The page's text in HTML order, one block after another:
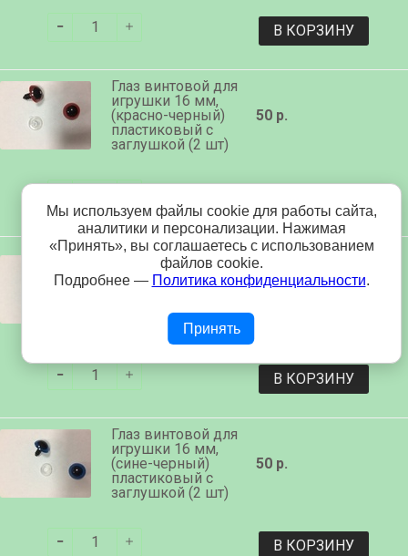
В КОРЗИНУ
Глаз винтовой для
игрушки 16 мм,
(красно-черный)
пластиковый с
заглушкой (2 шт)
50 р.
Глаз винтовой для
игрушки 16 мм,
(прозрачно-
пластиковый с
заглушкой (2 шт)
50 р.
В КОРЗИНУ
Глаз винтовой для
игрушки 16 мм,
(сине-черный)
пластиковый с
заглушкой (2 шт)
50 р.
В КОРЗИНУ
Мы используем файлы cookie для работы сайта,
аналитики и персонализации. Нажимая
«Принять», вы соглашаетесь с использованием
файлов cookie.
Подробнее — Политика конфиденциальности.
Принять